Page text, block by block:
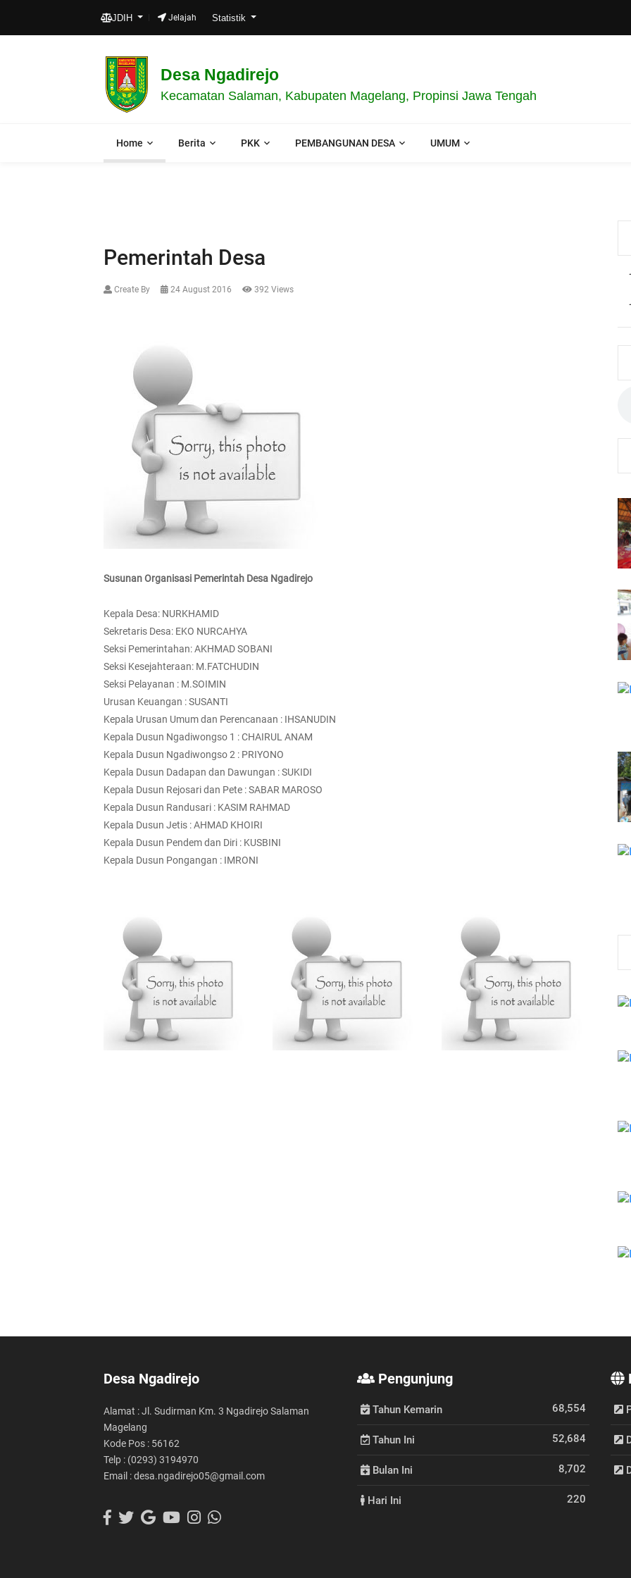
JDIH Jelajah Statistik
Desa Ngadirejo
Kecamatan Salaman, Kabupaten Magelang, Propinsi Jawa Tengah
Home Berita PKK PEMBANGUNAN DESA UMUM
Pemerintah Desa
Create By 24 August 2016 392 Views
Susunan Organisasi Pemerintah Desa Ngadirejo
Kepala Desa: NURKHAMID
Sekretaris Desa: EKO NURCAHYA
Seksi Pemerintahan: AKHMAD SOBANI
Seksi Kesejahteraan: M.FATCHUDIN
Seksi Pelayanan : M.SOIMIN
Urusan Keuangan : SUSANTI
Kepala Urusan Umum dan Perencanaan : IHSANUDIN
Kepala Dusun Ngadiwongso 1 : CHAIRUL ANAM
Kepala Dusun Ngadiwongso 2 : PRIYONO
Kepala Dusun Dadapan dan Dawungan : SUKIDI
Kepala Dusun Rejosari dan Pete : SABAR MAROSO
Kepala Dusun Randusari : KASIM RAHMAD
Kepala Dusun Jetis : AHMAD KHOIRI
Kepala Dusun Pendem dan Diri : KUSBINI
Kepala Dusun Pongangan : IMRONI
Desa Ngadirejo
Alamat : Jl. Sudirman Km. 3 Ngadirejo Salaman
Magelang
Kode Pos : 56162
Telp : (0293) 3194970
Email : desa.ngadirejo05@gmail.com
Pengunjung
Tahun Kemarin 68,554
Tahun Ini 52,684
Bulan Ini 8,702
Hari Ini 220